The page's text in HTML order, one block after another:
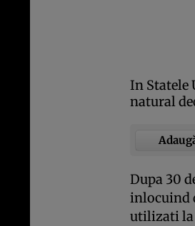
In Statele
natural
Dupa 30
inlocuind
utilizati la